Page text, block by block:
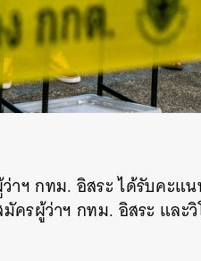
าฯ กทม. อิสระ ได้รับคะแ
รผู้ว่าฯ กทม. อิสระ และ